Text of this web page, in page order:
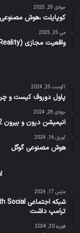
جولای 29, 2025
کوپایلت ،هوش
می 25, 2025
واقعیت مجازی (Virtual Reality) چیست؟
آگوست 25, 2024
پاول دوروف کیست و
جولای 28, 2024
انیمیشن درون و بیرون 2 پر فروش ترین انیمیشن تاریخ سینما
آوریل 16, 2024
هوش مصنوعی گوگل
مارس 17, 2024
ترامپ داشت
فوریه 20, 2024